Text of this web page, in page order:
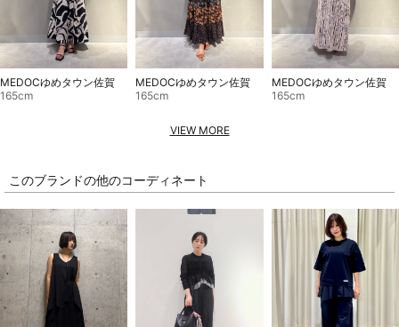
MEDOCゆめタウン佐賀
165cm
MEDOCゆめタウン佐賀
165cm
MEDOCゆめタウン佐賀
165cm
VIEW MORE
このブランドの他のコーディネート